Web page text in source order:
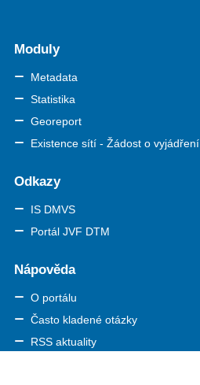
Moduly
Metadata
Statistika
Georeport
Existence sítí - Žádost o vyjádření
Odkazy
IS DMVS
Portál JVF DTM
Nápověda
O portálu
Často kladené otázky
RSS aktuality